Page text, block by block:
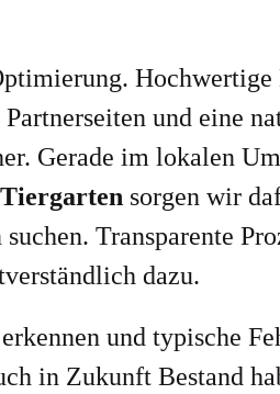
und eine
Gerade im lokalen
sorgen wir
Transparente
dazu.
und typische
in Zukunft Bestand